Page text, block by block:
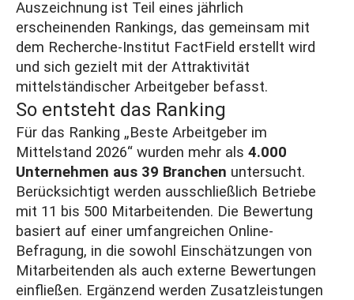
Auszeichnung ist Teil eines jährlich
erscheinenden Rankings, das gemeinsam mit
dem Recherche-Institut FactField erstellt wird
und sich gezielt mit der Attraktivität
mittelständischer Arbeitgeber befasst.
So entsteht das Ranking
Für das Ranking „Beste Arbeitgeber im
Mittelstand 2026“ wurden mehr als 4.000
Unternehmen aus 39 Branchen untersucht.
Berücksichtigt werden ausschließlich Betriebe
mit 11 bis 500 Mitarbeitenden. Die Bewertung
basiert auf einer umfangreichen Online-
Befragung, in die sowohl Einschätzungen von
Mitarbeitenden als auch externe Bewertungen
einfließen. Ergänzend werden Zusatzleistungen